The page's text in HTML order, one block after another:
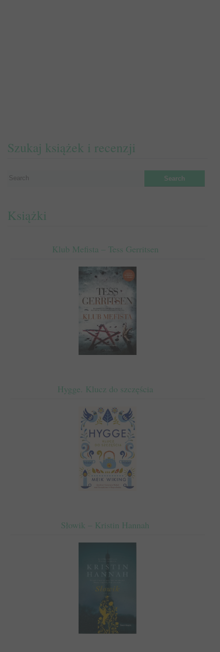
Szukaj książek i recenzji
Książki
Klub Mefista – Tess Gerritsen
Hygge. Klucz do szczęścia
Słowik – Kristin Hannah